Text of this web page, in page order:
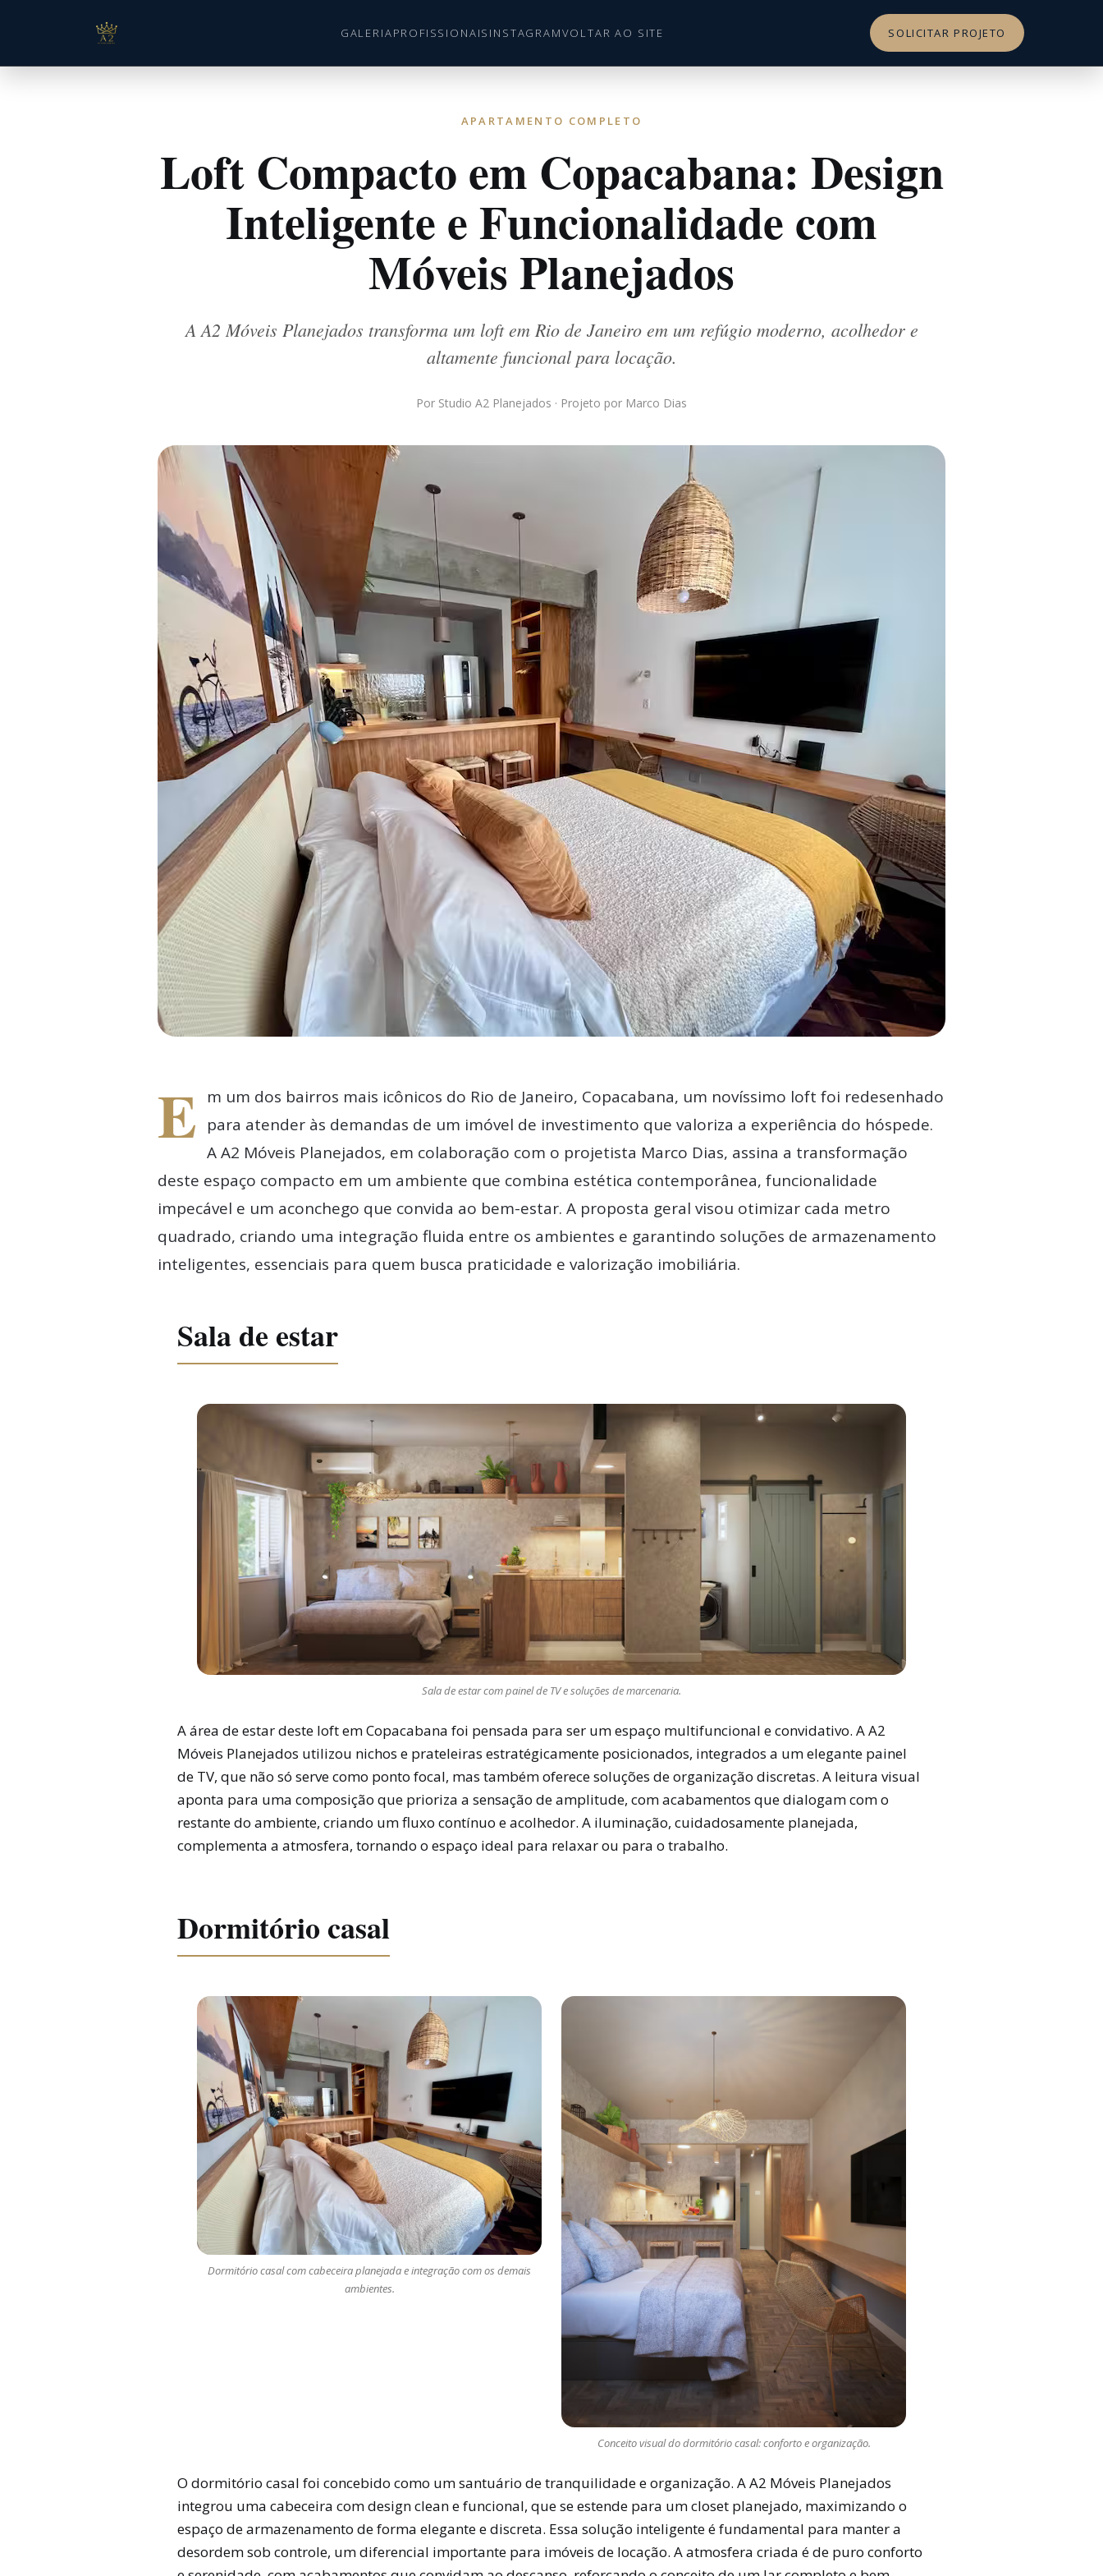
GALERIAPROFISSIONAIS INSTAGRAMVOLTAR AO SITE SOLICITAR PROJETO
APARTAMENTO COMPLETO
Loft Compacto em Copacabana: Design
Inteligente e Funcionalidade com
Móveis Planejados
A A2 Móveis Planejados transforma um loft em Rio de Janeiro em um refúgio moderno, acolhedor e
altamente funcional para locação.
Por Studio A2 Planejados · Projeto por Marco Dias
E
m um dos bairros mais icônicos do Rio de Janeiro, Copacabana, um novíssimo loft foi redesenhado
para atender às demandas de um imóvel de investimento que valoriza a experiência do hóspede.
A A2 Móveis Planejados, em colaboração com o projetista Marco Dias, assina a transformação
deste espaço compacto em um ambiente que combina estética contemporânea, funcionalidade
impecável e um aconchego que convida ao bem-estar. A proposta geral visou otimizar cada metro
quadrado, criando uma integração fluida entre os ambientes e garantindo soluções de armazenamento
inteligentes, essenciais para quem busca praticidade e valorização imobiliária.
Sala de estar
Sala de estar com painel de TV e soluções de marcenaria.
A área de estar deste loft em Copacabana foi pensada para ser um espaço multifuncional e convidativo. A A2
Móveis Planejados utilizou nichos e prateleiras estratégicamente posicionados, integrados a um elegante painel
de TV, que não só serve como ponto focal, mas também oferece soluções de organização discretas. A leitura visual
aponta para uma composição que prioriza a sensação de amplitude, com acabamentos que dialogam com o
restante do ambiente, criando um fluxo contínuo e acolhedor. A iluminação, cuidadosamente planejada,
complementa a atmosfera, tornando o espaço ideal para relaxar ou para o trabalho.
Dormitório casal
Dormitório casal com cabeceira planejada e integração com os demais
ambientes.
Conceito visual do dormitório casal: conforto e organização.
O dormitório casal foi concebido como um santuário de tranquilidade e organização. A A2 Móveis Planejados
integrou uma cabeceira com design clean e funcional, que se estende para um closet planejado, maximizando o
espaço de armazenamento de forma elegante e discreta. Essa solução inteligente é fundamental para manter a
desordem sob controle, um diferencial importante para imóveis de locação. A atmosfera criada é de puro conforto